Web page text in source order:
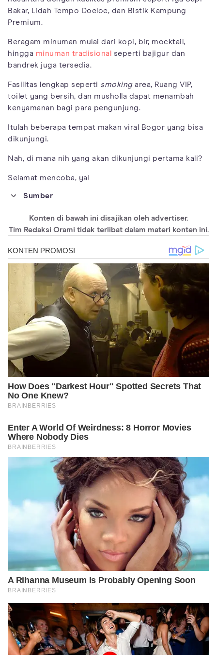
Bakar, Lidah Tempo Doeloe, dan Bistik Kampung
Premium.
Beragam minuman mulai dari kopi, bir, mocktail,
hingga minuman tradisional
seperti bajigur dan
bandrek juga tersedia.
Fasilitas lengkap seperti smokingarea, Ruang VIP,
toilet yang bersih, dan musholla dapat menambah
kenyamanan bagi para pengunjung.
Itulah beberapa tempat makan viral Bogor yang bisa
dikunjungi.
Nah, di mana nih yang akan dikunjungi pertama kali?
Selamat mencoba, ya!
Sumber
eateries-for-you-to-visit-this-weekend-in-bogor
https://www.travelfish.org/eatandmeet/indonesia/java/west_jav
a/bogor/eat
https://pasir-angin.com/about/
Konten di bawah ini disajikan oleh advertiser.
Tim Redaksi Orami tidak terlibat dalam materi konten ini.